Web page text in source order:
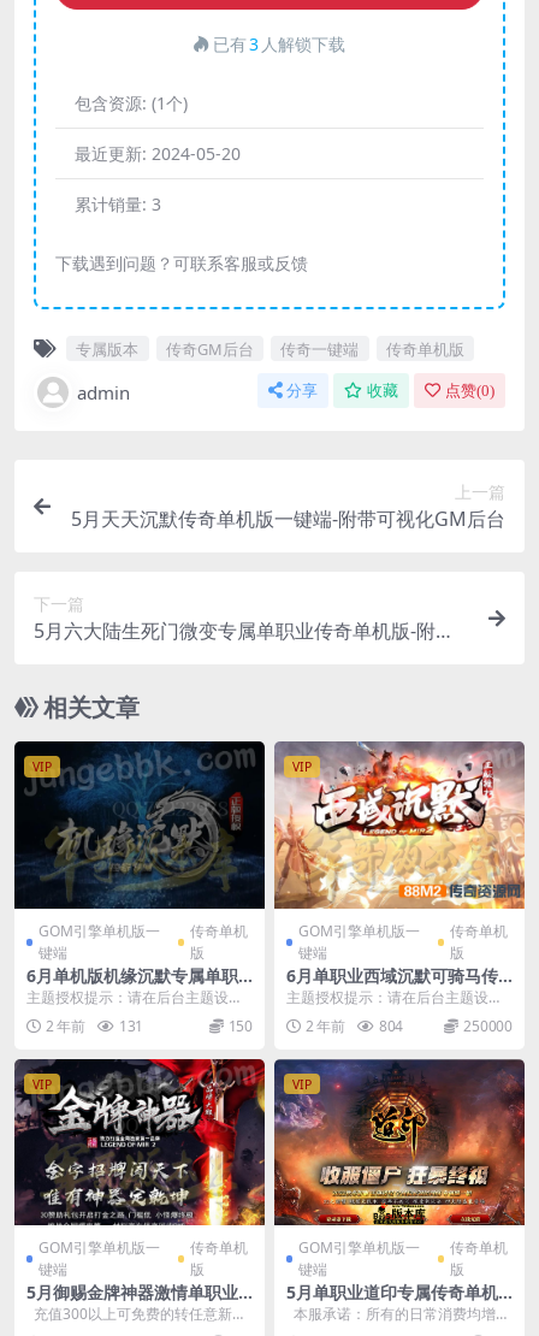
已有3 人解锁下载
包含资源: (1个)
最近更新: 2024-05-20
累计销量: 3
下载遇到问题？可联系客服或反馈
专属版本 传奇GM后台 传奇一键端 传奇单机版
admin 分享 收藏 点赞(0)
上一篇
5月天天沉默传奇单机版一键端-附带可视化GM后台
下一篇
5月六大陆生死门微变专属单职业传奇单机版-附带G
相关文章
VIP
GOM引擎单机版一
键端
传奇单机
版
6月单机版机缘沉默专属单职
业-附带GM后台
主题授权提示：请在后台主题设置-
主题授权-激活主题的正版授权，授
权购买：RiTh...
2 年前 131 150
VIP
GOM引擎单机版一
键端
传奇单机
版
6月单职业西域沉默可骑马传
奇单机版-附带GM后台
主题授权提示：请在后台主题设置-
主题授权-激活主题的正版授权，授
权购买：RiTh...
2 年前 804 250000
VIP
GOM引擎单机版一
键端
传奇单机
版
5月御赐金牌神器激情单职业
传奇单机版本-附带GM后台
充值300以上可免费的转任意新区
VIP
GOM引擎单机版一
键端
传奇单机
版
5月单职业道印专属传奇单机
版四大陆-神魔变身修仙僵尸-
本服承诺：所有的日常消费均增加